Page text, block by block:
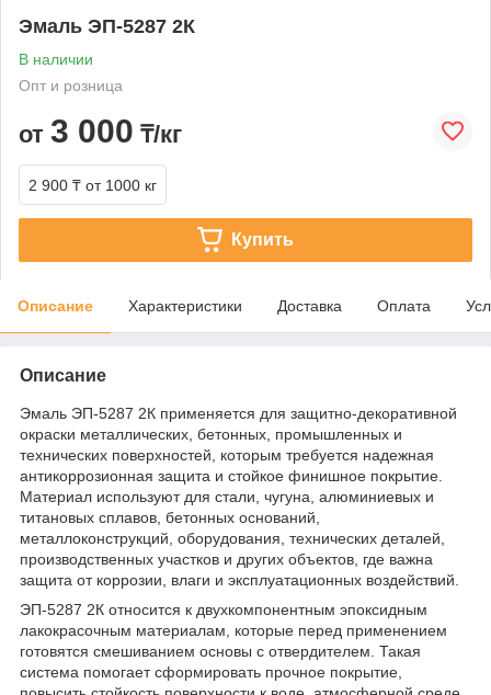
Эмаль ЭП-5287 2К
В наличии
Опт и розница
от 3 000 ₸/кг
2 900 ₸ от 1000 кг
Купить
Описание Характеристики Доставка Оплата
Описание
Эмаль ЭП-5287 2К применяется для защитно-декоративной
окраски металлических, бетонных, промышленных и
технических поверхностей, которым требуется надежная
антикоррозионная защита и стойкое финишное покрытие.
Материал используют для стали, чугуна, алюминиевых и
титановых сплавов, бетонных оснований,
металлоконструкций, оборудования, технических деталей,
производственных участков и других объектов, где важна
защита от коррозии, влаги и эксплуатационных воздействий.
ЭП-5287 2К относится к двухкомпонентным эпоксидным
лакокрасочным материалам, которые перед применением
готовятся смешиванием основы с отвердителем. Такая
система помогает сформировать прочное покрытие,